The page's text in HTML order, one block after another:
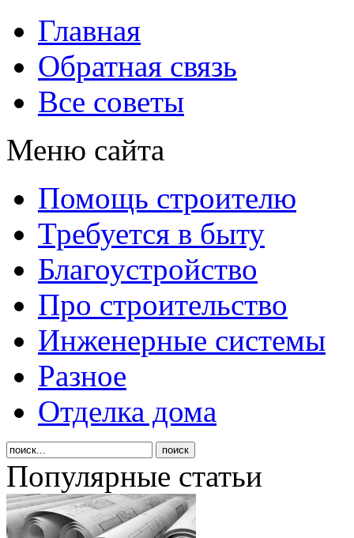
Главная
Обратная связь
Все советы
Меню сайта
Помощь строителю
Требуется в быту
Благоустройство
Про строительство
Инженерные системы
Разное
Отделка дома
Популярные статьи